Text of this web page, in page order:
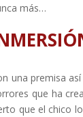
más…
una premisa
que ha
que el chico